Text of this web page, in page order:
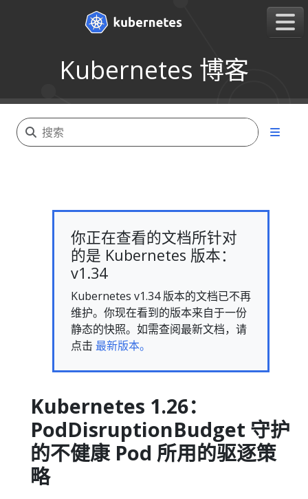
Kubernetes 博客
你正在查看的文档所针对
的是 Kubernetes 版本：
v1.34
Kubernetes v1.34 版本的文档已不再
维护。你现在看到的版本来自于一份
静态的快照。如需查阅最新文档，请
点击 最新版本。
Kubernetes 1.26：
PodDisruptionBudget 守护
的不健康 Pod 所用的驱逐策
略